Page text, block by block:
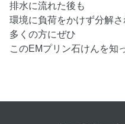
排水に流れた後も
環境に負荷をかけず分解さ
多くの方にぜひ
このEMプリン石けんを知